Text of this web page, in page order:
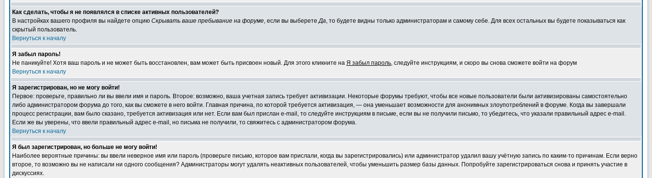
Как сделать, чтобы я не появлялся в списке активных пользователей?
В настройках вашего профиля вы найдете опцию Скрывать ваше пребывание на форуме, если вы выберетеДа, то будете видны только администраторам и самому себе. Для всех остальных вы будете показываться как
скрытый пользователь.
Вернуться к началу
Я забыл пароль!
Не паникуйте! Хотя ваш пароль и не может быть восстановлен, вам может быть присвоен новый. Для этого кликните на Я забыл пароль, следуйте инструкциям, и скоро вы снова сможете войти на форум
Вернуться к началу
Я зарегистрирован, но не могу войти!
Первое: проверьте, правильно ли вы ввели имя и пароль. Второе: возможно, ваша учетная запись требует активизации. Некоторые форумы требуют, чтобы все новые пользователи были активизированы самостоятельно
либо администратором форума до того, как вы сможете в него войти. Главная причина, по которой требуется активизация, — она уменьшает возможности для анонимных злоупотреблений в форуме. Когда вы завершали
процесс регистрации, вам было сказано, требуется активизация или нет. Если вам был прислан e-mail, то следуйте инструкциям в письме, если вы не получили письмо, то убедитесь, что указали правильный адрес e-mail.
Если же вы уверены, что ввели правильный адрес e-mail, но письма не получили, то свяжитесь с администратором форума.
Вернуться к началу
Я был зарегистрирован, но больше не могу войти!
Наиболее вероятные причины: вы ввели неверное имя или пароль (проверьте письмо, которое вам прислали, когда вы зарегистрировались) или администратор удалил вашу учётную запись по каким-то причинам. Если верно
второе, то возможно вы не написали ни одного сообщения? Администраторы могут удалять неактивных пользователей, чтобы уменьшить размер базы данных. Попробуйте зарегистрироваться снова и принять участие в
дискуссиях.